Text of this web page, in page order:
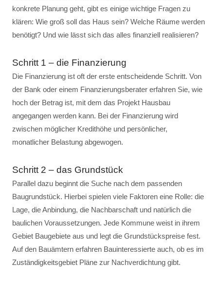
konkrete Planung geht, gibt es einige wichtige Fragen zu
klären: Wie groß soll das Haus sein? Welche Räume werden
benötigt? Und wie lässt sich das alles finanziell realisieren?
Schritt 1 – die Finanzierung
Die Finanzierung ist oft der erste entscheidende Schritt. Von
der Bank oder einem Finanzierungsberater erfahren Sie, wie
hoch der Betrag ist, mit dem das Projekt Hausbau
angegangen werden kann. Bei der Finanzierung wird
zwischen möglicher Kredithöhe und persönlicher,
monatlicher Belastung abgewogen.
Schritt 2 – das Grundstück
Parallel dazu beginnt die Suche nach dem passenden
Baugrundstück. Hierbei spielen viele Faktoren eine Rolle: die
Lage, die Anbindung, die Nachbarschaft und natürlich die
baulichen Voraussetzungen. Jede Kommune weist in ihrem
Gebiet Baugebiete aus und legt die Grundstückspreise fest.
Auf den Bauämtern erfahren Bauinteressierte auch, ob es im
Zuständigkeitsgebiet Pläne zur Nachverdichtung gibt.